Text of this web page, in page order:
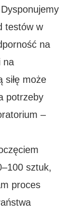
testów w
na
na
siłę może
potrzeby
–
sztuk,
proces